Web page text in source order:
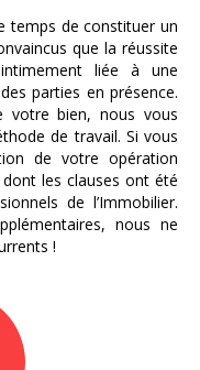
temps de constituer un
que la réussite
liée à une
parties en présence.
votre bien, nous vous
de travail. Si vous
de votre opération
les clauses ont été
de l’Immobilier.
nous ne
!